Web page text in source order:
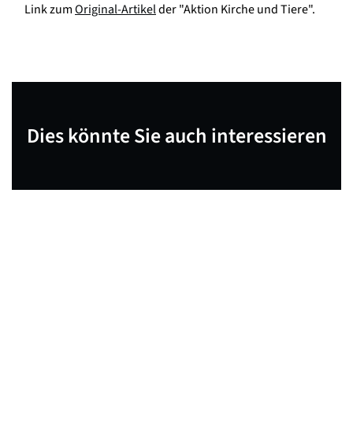
Link zumOriginal-Artikelder "Aktion Kirche und Tiere".
Dies könnte Sie auch interessieren